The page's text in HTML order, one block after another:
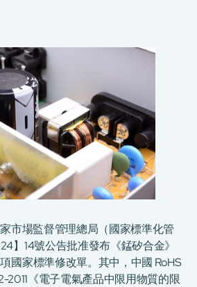
市場監督管理總局（國家標準化管
】14號公告批准發布《錳矽合金》
國家標準修改單。其中，中國 RoHS
2011《電子電氣產品中限用物質的限